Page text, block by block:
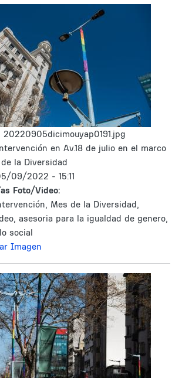
20220905dicimouyap0191.jpg
en Av.18 de julio en el marco
la Diversidad
09/2022 - 15:11
Foto/Video:
Mes de la Diversidad,
asesoria para la igualdad de genero,
social
Imagen